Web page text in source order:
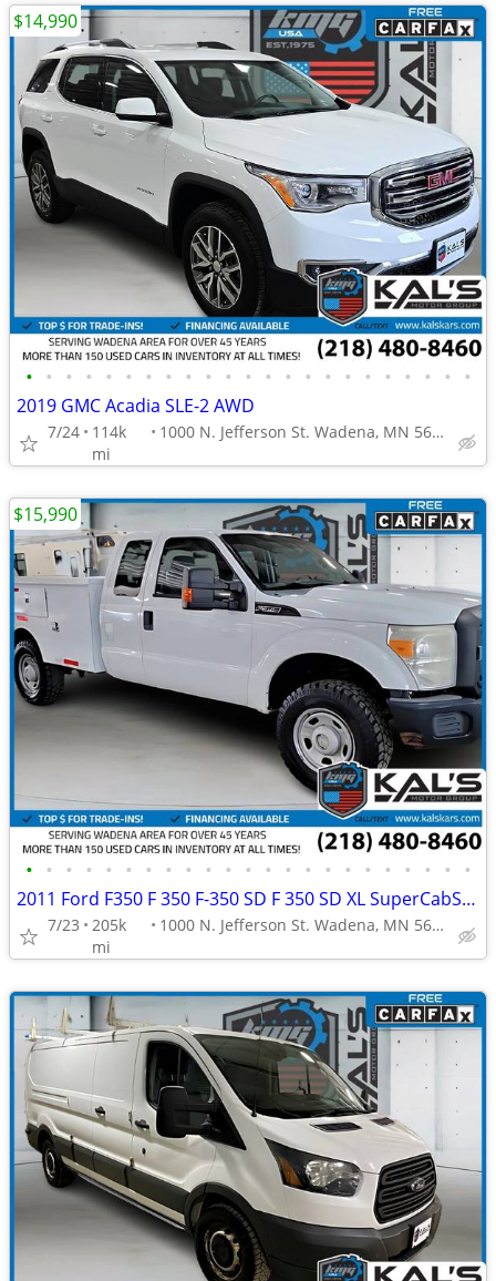
• • • • • • • • • • • • • • • • • • • • • • •
2019 GMC Acadia SLE-2 AWD
7/24
114k
mi
1000 N. Jefferson St. Wadena, MN 56482
$14,990
• • • • • • • • • • • • • • • • • • • • • • •
2011 Ford F350 F 350 F-350 SD F 350 SD XL SuperCabService Body Truck
7/23
205k
mi
1000 N. Jefferson St. Wadena, MN 56482
$15,990